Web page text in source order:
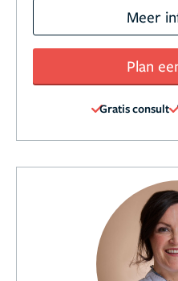
Meer
Plan
Gratis consult